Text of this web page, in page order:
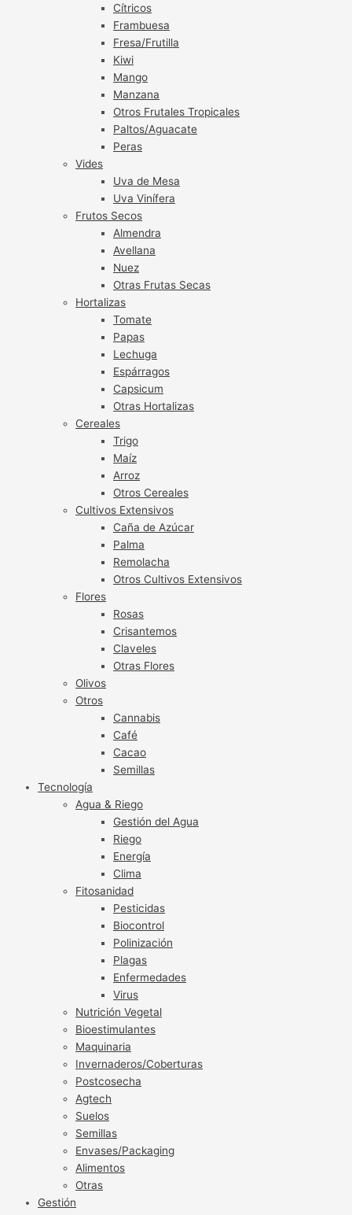
Cítricos
Frambuesa
Fresa/Frutilla
Kiwi
Mango
Manzana
Otros Frutales Tropicales
Paltos/Aguacate
Peras
Vides
Uva de Mesa
Uva Vinífera
Frutos Secos
Almendra
Avellana
Nuez
Otras Frutas Secas
Hortalizas
Tomate
Papas
Lechuga
Espárragos
Capsicum
Otras Hortalizas
Cereales
Trigo
Maíz
Arroz
Otros Cereales
Cultivos Extensivos
Caña de Azúcar
Palma
Remolacha
Otros Cultivos Extensivos
Flores
Rosas
Crisantemos
Claveles
Otras Flores
Olivos
Otros
Cannabis
Café
Cacao
Semillas
Tecnología
Agua & Riego
Gestión del Agua
Riego
Energía
Clima
Fitosanidad
Pesticidas
Biocontrol
Polinización
Plagas
Enfermedades
Virus
Nutrición Vegetal
Bioestimulantes
Maquinaria
Invernaderos/Coberturas
Postcosecha
Agtech
Suelos
Semillas
Envases/Packaging
Alimentos
Otras
Gestión